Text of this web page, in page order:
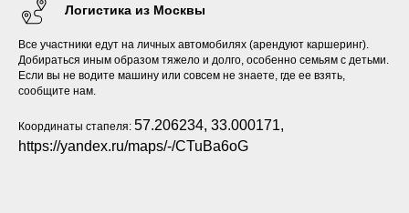
Логистика из Москвы
Все участники едут на личных автомобилях (арендуют каршеринг).
Добираться иным образом тяжело и долго, особенно семьям с детьми.
Если вы не водите машину или совсем не знаете, где ее взять,
сообщите нам.
Координаты стапеля: 57.206234, 33.000171,
https://yandex.ru/maps/-/CTuBa6oG